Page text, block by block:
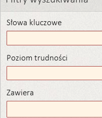
Słowa kluczowe
Poziom trudności
trudności
Zawiera